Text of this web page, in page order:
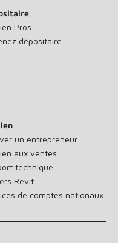
Pros
dépositaire
un entrepreneur
aux ventes
technique
Revit
de comptes nationaux